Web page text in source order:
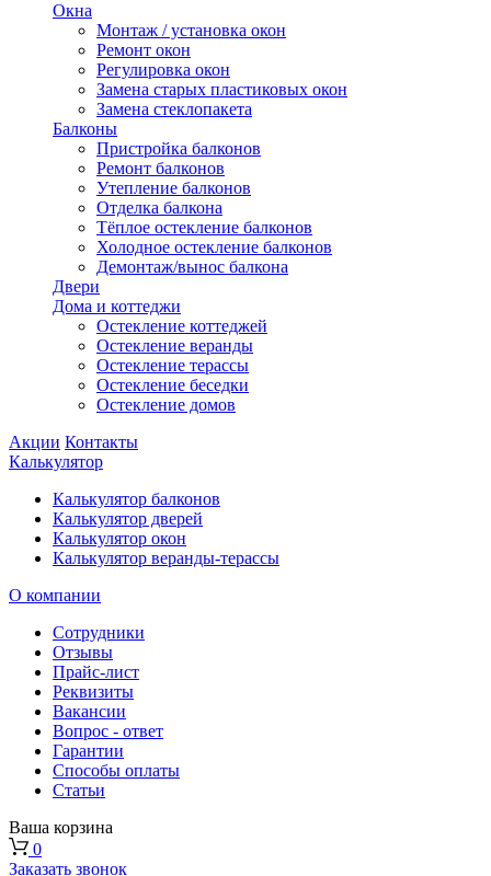
Окна
Монтаж / установка окон
Ремонт окон
Регулировка окон
Замена старых пластиковых окон
Замена стеклопакета
Балконы
Пристройка балконов
Ремонт балконов
Утепление балконов
Отделка балкона
Тёплое остекление балконов
Холодное остекление балконов
Демонтаж/вынос балкона
Двери
Дома и коттеджи
Остекление коттеджей
Остекление веранды
Остекление терассы
Остекление беседки
Остекление домов
Акции Контакты
Калькулятор
Калькулятор балконов
Калькулятор дверей
Калькулятор окон
Калькулятор веранды-терассы
О компании
Сотрудники
Отзывы
Прайс-лист
Реквизиты
Вакансии
Вопрос - ответ
Гарантии
Способы оплаты
Статьи
Ваша корзина
0
Заказать звонок